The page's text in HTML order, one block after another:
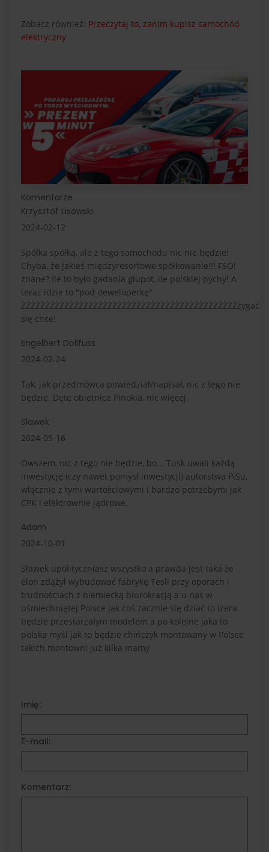
Zobacz również: Przeczytaj to, zanim kupisz samochód
elektryczny
Komentarze
Krzysztof Lisowski
2024-02-12
Spółka spółką, ale z tego samochodu nic nie będzie!
Chyba, że jakieś międzyresortowe spółkowanie!!! FSO!
znane? Ile to było gadania głupot, ile polskiej pychy! A
teraz idzie to "pod deweloperkę"
ŻŻŻŻŻŻŻŻŻŻŻŻŻŻŻŻŻŻŻŻŻŻŻŻŻŻŻŻŻŻŻŻŻŻŻŻŻŻŻŻŻŻŻŻŻżygać
się chce!
Engelbert Dollfuss
2024-02-24
Tak, jak przedmówca powiedział/napisał, nic z tego nie
będzie. Dęte obietnice Pinokia, nic więcej.
Slawek
2024-05-16
Owszem, nic z tego nie będzie, bo... Tusk uwali każdą
inwestycję (czy nawet pomysł inwestycji) autorstwa PiSu,
włącznie z tymi wartościowymi i bardzo potrzebymi jak
CPK i elektrownie jądrowe.
Adam
2024-10-01
Sławek upolityczniasz wszystko a prawda jest taka że
elon zdążył wybudować fabrykę Tesli przy oporach i
trudnościach z niemiecką biurokracją a u nas w
uśmiechniętej Polsce jak coś zacznie się dziać to izera
będzie przestarzałym modelem a po kolejne jaka to
polska myśl jak to będzie chińczyk montowany w Polsce
takich montowni już kilka mamy
Imię:
E-mail:
Komentarz: